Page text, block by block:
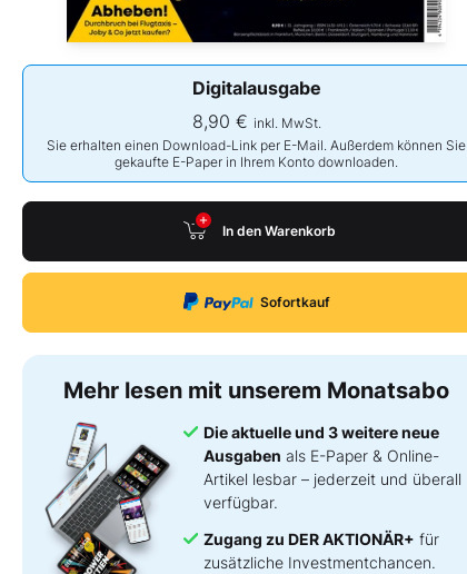
Digitalausgabe
8,90 € inkl. MwSt.
Sie erhalten einen Download-Link per E-Mail. Außerdem können Sie
gekaufte E-Paper in Ihrem Konto downloaden.
In den Warenkorb
Sofortkauf
Mehr lesen mit unserem Monatsabo
Die aktuelle und 3 weitere neue
Ausgaben als E-Paper & Online-
Artikel lesbar – jederzeit und überall
verfügbar.
Zugang zu DER AKTIONÄR+ für
zusätzliche Investmentchancen.